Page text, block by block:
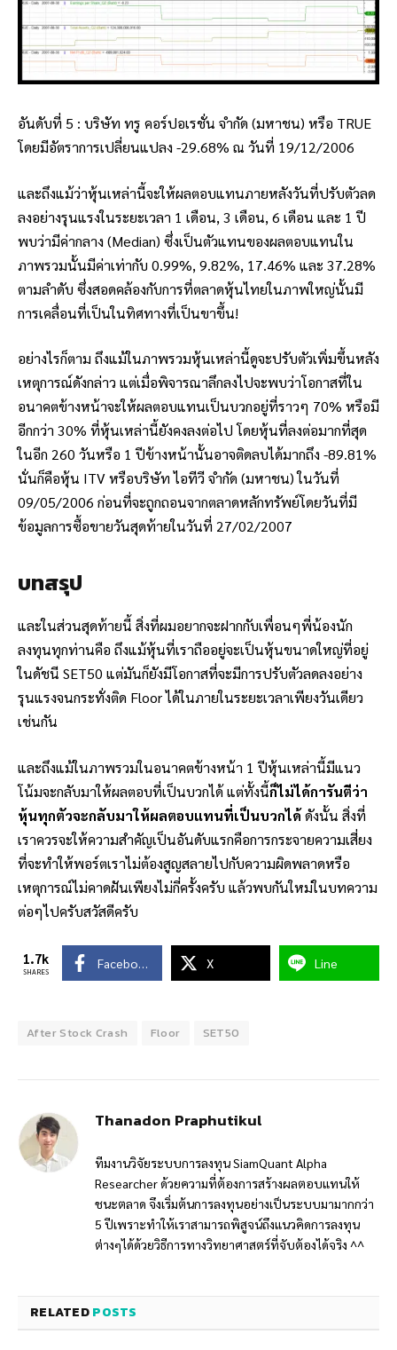
อันดับที่ 5 : บริษัท ทรู คอร์ปอเรชั่น จำกัด (มหาชน) หรือ TRUE
โดยมีอัตราการเปลี่ยนแปลง -29.68% ณ วันที่ 19/12/2006
และถึงแม้ว่าหุ้นเหล่านี้จะให้ผลตอบแทนภายหลังวันที่ปรับตัวลด
ลงอย่างรุนแรงในระยะเวลา 1 เดือน, 3 เดือน, 6 เดือน และ 1 ปี
พบว่ามีค่ากลาง (Median) ซึ่งเป็นตัวแทนของผลตอบแทนใน
ภาพรวมนั้นมีค่าเท่ากับ 0.99%, 9.82%, 17.46% และ 37.28%
ตามลำดับ ซึ่งสอดคล้องกับการที่ตลาดหุ้นไทยในภาพใหญ่นั้นมี
การเคลื่อนที่เป็นในทิศทางที่เป็นขาขึ้น!
อย่างไรก็ตาม ถึงแม้ในภาพรวมหุ้นเหล่านี้ดูจะปรับตัวเพิ่มขึ้นหลัง
เหตุการณ์ดังกล่าว แต่เมื่อพิจารณาลึกลงไปจะพบว่าโอกาสที่ใน
อนาคตข้างหน้าจะให้ผลตอบแทนเป็นบวกอยู่ที่ราวๆ 70% หรือมี
อีกกว่า 30% ที่หุ้นเหล่านี้ยังคงลงต่อไป โดยหุ้นที่ลงต่อมากที่สุด
ในอีก 260 วันหรือ 1 ปีข้างหน้านั้นอาจติดลบได้มากถึง -89.81%
นั่นก็คือหุ้น ITV หรือบริษัท ไอทีวี จำกัด (มหาชน) ในวันที่
09/05/2006 ก่อนที่จะถูกถอนจากตลาดหลักทรัพย์โดยวันที่มี
ข้อมูลการซื้อขายวันสุดท้ายในวันที่ 27/02/2007
บทสรุป
และในส่วนสุดท้ายนี้ สิ่งที่ผมอยากจะฝากกับเพื่อนๆพี่น้องนัก
ลงทุนทุกท่านคือ ถึงแม้หุ้นที่เราถืออยู่จะเป็นหุ้นขนาดใหญ่ที่อยู่
ในดัชนี SET50 แต่มันก็ยังมีโอกาสที่จะมีการปรับตัวลดลงอย่าง
รุนแรงจนกระทั่งติด Floor ได้ในภายในระยะเวลาเพียงวันเดียว
เช่นกัน
และถึงแม้ในภาพรวมในอนาคตข้างหน้า 1 ปีหุ้นเหล่านี้มีแนว
โน้มจะกลับมาให้ผลตอบที่เป็นบวกได้ แต่ทั้งนี้ก็ไม่ได้การันตีว่า
หุ้นทุกตัวจะกลับมาให้ผลตอบแทนที่เป็นบวกได้ดังนั้น สิ่งที่
เราควรจะให้ความสำคัญเป็นอันดับแรกคือการกระจายความเสี่ยง
ที่จะทำให้พอร์ตเราไม่ต้องสูญสลายไปกับความผิดพลาดหรือ
เหตุการณ์ไม่คาดฝันเพียงไม่กี่ครั้งครับ แล้วพบกันใหม่ในบทความ
ต่อๆไปครับสวัสดีครับ
1.7k
SHARES
X Line
After Stock Crash Floor SET50
Thanadon Praphutikul
ทีมงานวิจัยระบบการลงทุน SiamQuant Alpha
Researcher ด้วยความที่ต้องการสร้างผลตอบแทนให้
ชนะตลาด จึงเริ่มต้นการลงทุนอย่างเป็นระบบมามากกว่า
5 ปีเพราะทำให้เราสามารถพิสูจน์ถึงแนวคิดการลงทุน
ต่างๆได้ด้วยวิธีการทางวิทยาศาสตร์ที่จับต้องได้จริง ^^
RELATEDPOSTS